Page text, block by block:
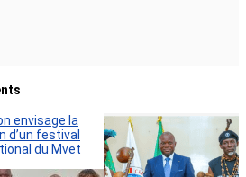
envisage la
d’un festival
du Mvet